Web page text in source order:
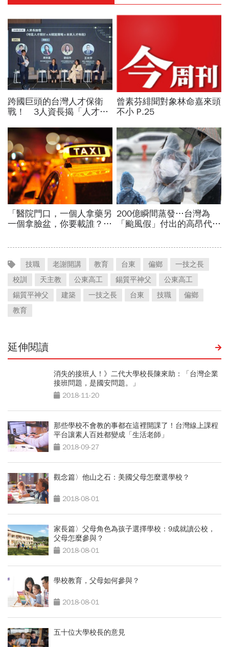
技職 老謝開講 教育 台東 偏鄉
一技之長
校訓
天主教 公東高工 錫質平神父
公東高工
錫質平神父
建築 一技之長 台東 技職
偏鄉
教育
延伸閱讀
消失的接班人！》二代大學校長陳來助：「台灣企業
接班問題，是國安問題。」
2018-11-20
那些學校不會教的事都在這裡開課了！台灣線上課程
平台讓素人百姓都變成「生活老師」
2018-09-27
觀念篇〉他山之石：美國父母怎麼選學校？
2018-08-01
家長篇〉父母角色為孩子選擇學校：9成就讀公校，
父母怎麼參與？
2018-08-01
學校教育，父母如何參與？
2018-08-01
五十位大學校長的意見